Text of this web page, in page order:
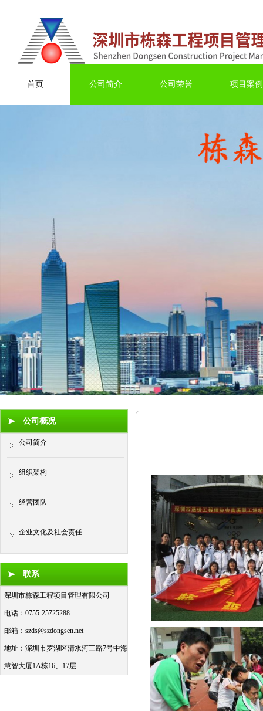
首页 公司简介 公司荣誉 项目案例
公司概况
公司简介
组织架构
经营团队
企业文化及社会责任
联系
深圳市栋森工程项目管理有限公司
电话：0755-25725288
邮箱： szds@szdongsen.net
地址：深圳市罗湖区清水河三路7号中海
慧智大厦1A栋16、17层